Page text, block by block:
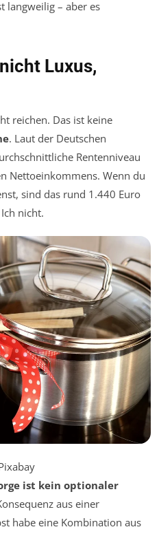
langweilig – aber es
Luxus,
reichen. Das ist keine
. Laut der Deutschen
Rentenniveau
Nettoeinkommens. Wenn du
sind das rund 1.440 Euro
nicht.
ist kein optionaler
aus einer
habe eine Kombination aus